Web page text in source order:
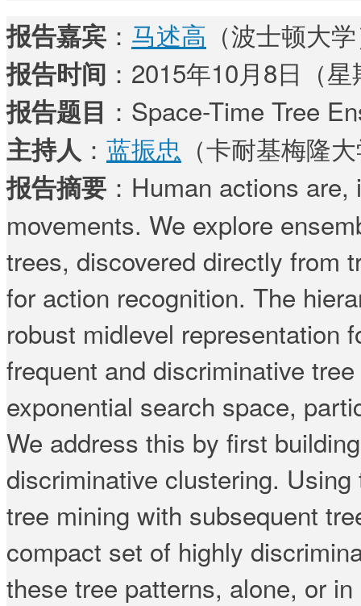
报告嘉宾 ： 马述高 （波士顿大
报告时间 ：2015年10月8日（
报告题目 ：Space-Time Tree
主持人 ： 蓝振忠 （卡耐基梅隆
报告摘要 ：Human actions
movements. We explore
trees, discovered directly from
for action recognition. The
robust midlevel representation
frequent and discriminative
exponential search space,
We address this by first
discriminative clustering.
tree mining with subsequent
compact set of highly
these tree patterns, alone, or